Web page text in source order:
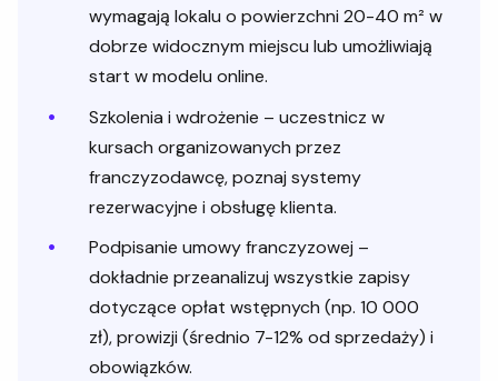
wymagają lokalu o powierzchni 20-40 m² w
dobrze widocznym miejscu lub umożliwiają
start w modelu online.
Szkolenia i wdrożenie – uczestnicz w
kursach organizowanych przez
franczyzodawcę, poznaj systemy
rezerwacyjne i obsługę klienta.
Podpisanie umowy franczyzowej –
dokładnie przeanalizuj wszystkie zapisy
dotyczące opłat wstępnych (np. 10 000
zł), prowizji (średnio 7-12% od sprzedaży) i
obowiązków.